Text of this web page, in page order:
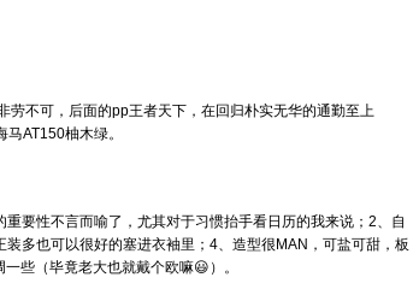
劳不可，后面的pp王者天下，在回归朴实无华的通勤至上
AT150柚木绿。
要性不言而喻了，尤其对于习惯抬手看日历的我来说；2、自
多也可以很好的塞进衣袖里；4、造型很MAN，可盐可甜，板
些（毕竟老大也就戴个欧嘛😃）。